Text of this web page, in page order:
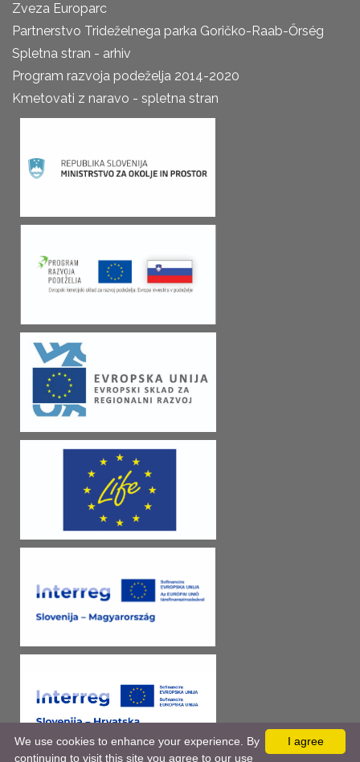
Zveza Europarc
Partnerstvo Trideželnega parka Goričko-Raab-Őrség
Spletna stran - arhiv
Program razvoja podeželja 2014-2020
Kmetovati z naravo - spletna stran
I agree
We use cookies to enhance your experience. By
continuing to visit this site you agree to our use